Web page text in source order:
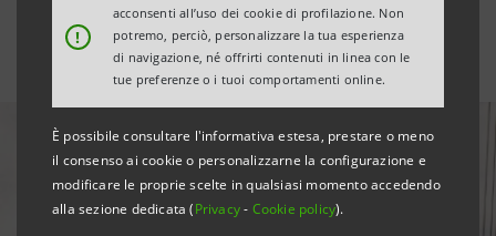
!
acconsenti all’uso dei cookie di profilazione. Non
potremo, perciò, personalizzare la tua esperienza
di navigazione, né offrirti contenuti in linea con le
tue preferenze o i tuoi comportamenti online.
È possibile consultare l'informativa estesa, prestare o meno
il consenso ai cookie o personalizzarne la configurazione e
modificare le proprie scelte in qualsiasi momento accedendo
alla sezione dedicata (Privacy- Cookie policy).